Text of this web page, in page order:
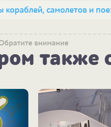
самолетов и
внимание
также